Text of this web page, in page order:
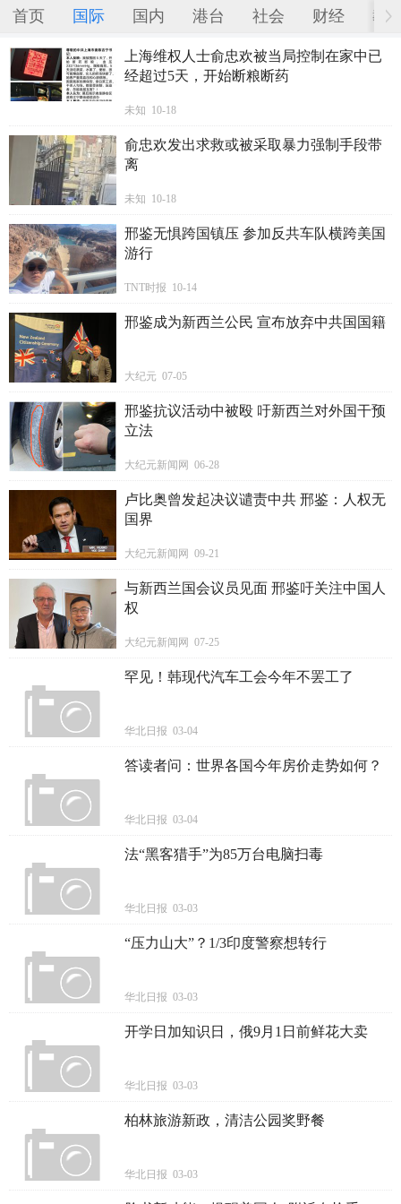
首页 国际 国内 港台 社会 财经 教
上海维权人士俞忠欢被当局控制在家中已
经超过5天，开始断粮断药
未知 10-18
俞忠欢发出求救或被采取暴力强制手段带
离
未知 10-18
邢鉴无惧跨国镇压 参加反共车队横跨美国
游行
TNT时报 10-14
邢鉴成为新西兰公民 宣布放弃中共国国籍
大纪元 07-05
邢鉴抗议活动中被殴 吁新西兰对外国干预
立法
大纪元新闻网 06-28
卢比奥曾发起决议谴责中共 邢鉴：人权无
国界
大纪元新闻网 09-21
与新西兰国会议员见面 邢鉴吁关注中国人
权
大纪元新闻网 07-25
罕见！韩现代汽车工会今年不罢工了
华北日报 03-04
答读者问：世界各国今年房价走势如何？
华北日报 03-04
法“黑客猎手”为85万台电脑扫毒
华北日报 03-03
“压力山大”？1/3印度警察想转行
华北日报 03-03
开学日加知识日，俄9月1日前鲜花大卖
华北日报 03-03
柏林旅游新政，清洁公园奖野餐
华北日报 03-03